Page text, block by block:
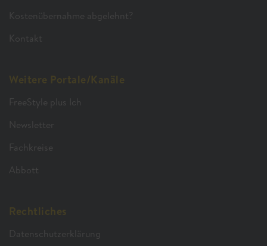
Kostenübernahme abgelehnt?
Kontakt
Weitere Portale/Kanäle
FreeStyle plus Ich
Newsletter
Fachkreise
Abbott
Rechtliches
Datenschutzerklärung